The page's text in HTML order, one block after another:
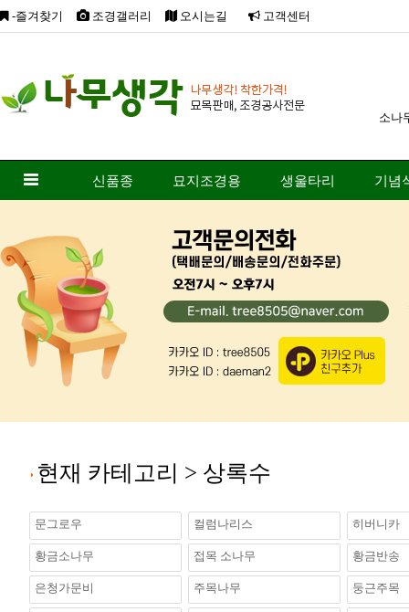
-즐겨찾기 조경갤러리 오시는길 고객센터
소나
신품종 묘지조경용 생울타리 기념
현재 카테고리 > 상록수
문그로우 컬럼나리스 히버니카
황금소나무 접목 소나무 황금반송
은청가문비 주목나무 둥근주목